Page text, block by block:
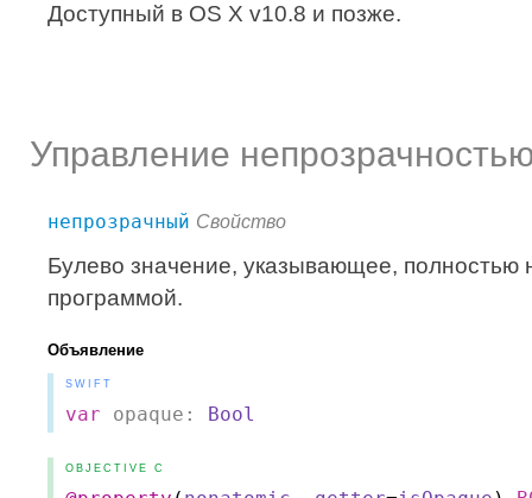
Доступный в OS X v10.8 и позже.
Управление
непрозрачный Свойство
Булево значение, указывающее,
программой.
Объявление
SWIFT
var opaque: Bool
OBJECTIVE C